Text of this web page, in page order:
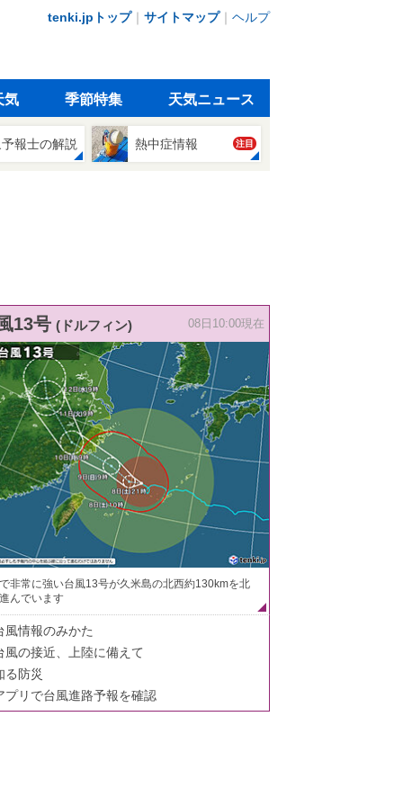
tenki.jpトップ｜ サイトマップ｜ ヘルプ
気 季節特集 天気ニュース
報士の解説 熱中症情報 注目
13号 (ドルフィン) 08日10:00現在
非常に強い台風13号が久米島の北西約130kmを北
んでいます
風情報のみかた
風の接近、上陸に備えて
る防災
プリで台風進路予報を確認